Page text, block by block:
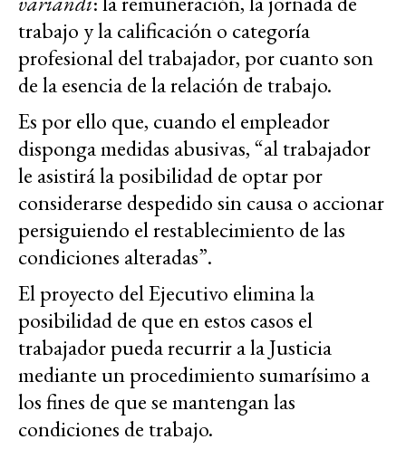
trabajo y la calificación o categoría
profesional del trabajador, por cuanto son
de la esencia de la relación de trabajo.
Es por ello que, cuando el empleador
disponga medidas abusivas, “al trabajador
le asistirá la posibilidad de optar por
considerarse despedido sin causa o accionar
persiguiendo el restablecimiento de las
condiciones alteradas”.
El proyecto del Ejecutivo elimina la
posibilidad de que en estos casos el
trabajador pueda recurrir a la Justicia
mediante un procedimiento sumarísimo a
los fines de que se mantengan las
condiciones de trabajo.